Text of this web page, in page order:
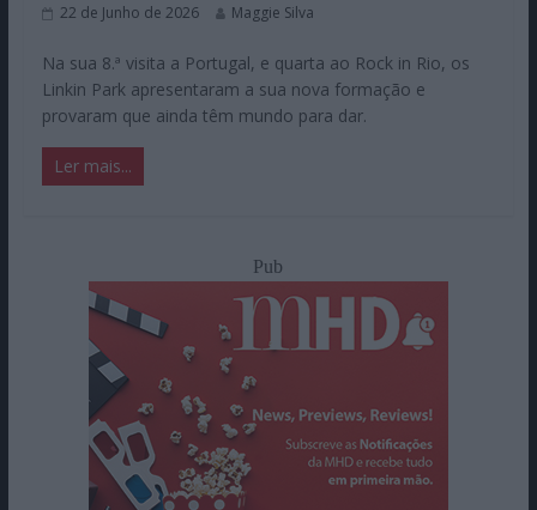
22 de Junho de 2026 Maggie Silva
Na sua 8.ª visita a Portugal, e quarta ao Rock in Rio, os
Linkin Park apresentaram a sua nova formação e
provaram que ainda têm mundo para dar.
Ler mais...
Pub